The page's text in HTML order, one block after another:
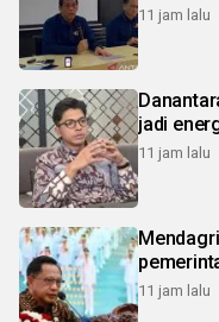
11 jam lalu
jadi
11 jam lalu
11 jam lalu